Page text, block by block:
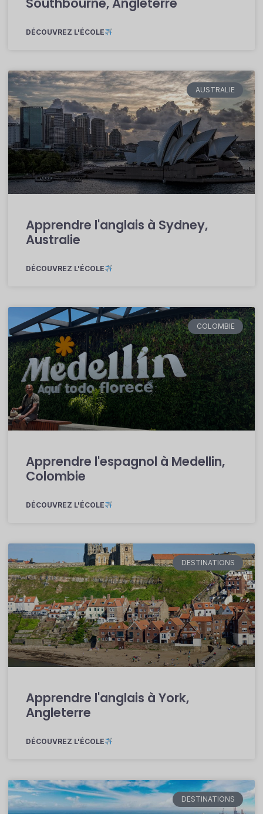
DÉCOUVREZ L'ÉCOLE
AUSTRALIE
Apprendre l'anglais à Sydney,
Australie
DÉCOUVREZ L'ÉCOLE
COLOMBIE
Apprendre l'espagnol à Medellin,
Colombie
DÉCOUVREZ L'ÉCOLE
DESTINATIONS
Apprendre l'anglais à York,
Angleterre
DÉCOUVREZ L'ÉCOLE
DESTINATIONS